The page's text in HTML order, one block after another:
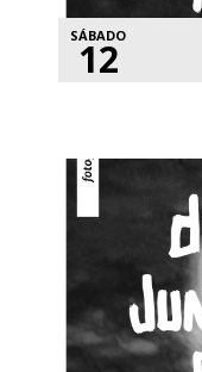
SÁBADO
12